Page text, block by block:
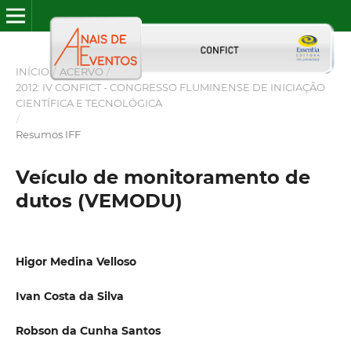
INÍCIO / ACERVO /
2012: IV CONFICT - CONGRESSO FLUMINENSE DE INICIAÇÃO
CIENTÍFICA E TECNOLÓGICA
/
Resumos IFF
Veículo de monitoramento de
dutos (VEMODU)
Higor Medina Velloso
Ivan Costa da Silva
Robson da Cunha Santos